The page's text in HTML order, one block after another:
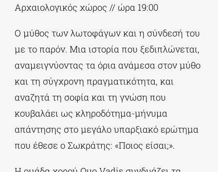
Αρχαιολογικός χώρος // ώρα 19:00
Ο μύθος των λωτοφάγων και η σύνδεσή του
με το παρόν. Μια ιστορία που ξεδιπλώνεται,
αναμειγνύοντας τα όρια ανάμεσα στον μύθο
και τη σύγχρονη πραγματικότητα, και
αναζητά τη σοφία και τη γνώση που
κουβαλάει ως κληροδότημα-μήνυμα
απάντησης στο μεγάλο υπαρξιακό ερώτημα
που έθεσε ο Σωκράτης: «Ποιος είσαι;».